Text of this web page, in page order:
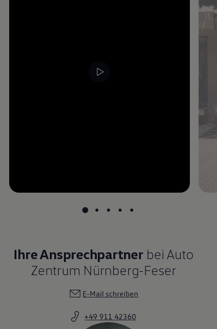
Ihre Ansprechpartnerbei Auto
Zentrum Nürnberg-Feser
E-Mail schreiben
+49 911 42360